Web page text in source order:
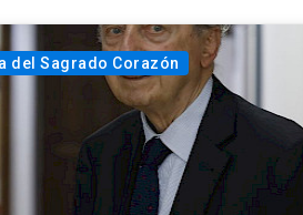
del Sagrado Corazón